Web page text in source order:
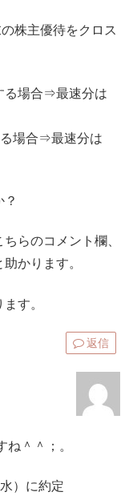
株主優待をクロス
る場合⇒最速分は
場合⇒最速分は
らのコメント欄、
かります。
す。
返信
＾＾；。
）に約定